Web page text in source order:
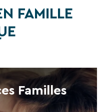
FAMILLE
Familles